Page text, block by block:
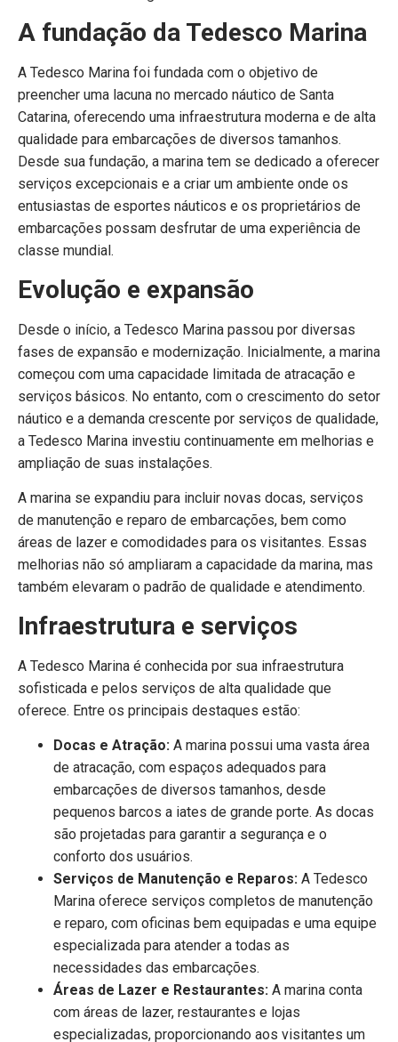
A fundação da Tedesco Marina
A Tedesco Marina foi fundada com o objetivo de
preencher uma lacuna no mercado náutico de Santa
Catarina, oferecendo uma infraestrutura moderna e de alta
qualidade para embarcações de diversos tamanhos.
Desde sua fundação, a marina tem se dedicado a oferecer
serviços excepcionais e a criar um ambiente onde os
entusiastas de esportes náuticos e os proprietários de
embarcações possam desfrutar de uma experiência de
classe mundial.
Evolução e expansão
Desde o início, a Tedesco Marina passou por diversas
fases de expansão e modernização. Inicialmente, a marina
começou com uma capacidade limitada de atracação e
serviços básicos. No entanto, com o crescimento do setor
náutico e a demanda crescente por serviços de qualidade,
a Tedesco Marina investiu continuamente em melhorias e
ampliação de suas instalações.
A marina se expandiu para incluir novas docas, serviços
de manutenção e reparo de embarcações, bem como
áreas de lazer e comodidades para os visitantes. Essas
melhorias não só ampliaram a capacidade da marina, mas
também elevaram o padrão de qualidade e atendimento.
Infraestrutura e serviços
A Tedesco Marina é conhecida por sua infraestrutura
sofisticada e pelos serviços de alta qualidade que
oferece. Entre os principais destaques estão:
Docas e Atração: A marina possui uma vasta área
de atracação, com espaços adequados para
embarcações de diversos tamanhos, desde
pequenos barcos a iates de grande porte. As docas
são projetadas para garantir a segurança e o
conforto dos usuários.
Serviços de Manutenção e Reparos: A Tedesco
Marina oferece serviços completos de manutenção
e reparo, com oficinas bem equipadas e uma equipe
especializada para atender a todas as
necessidades das embarcações.
Áreas de Lazer e Restaurantes: A marina conta
com áreas de lazer, restaurantes e lojas
especializadas, proporcionando aos visitantes um